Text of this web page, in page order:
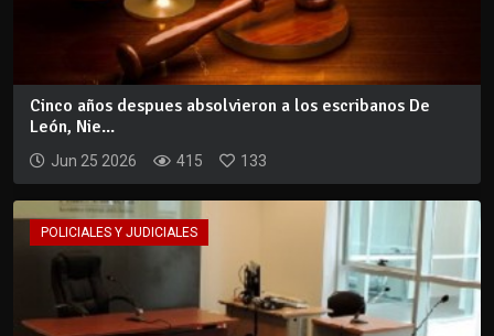
Cinco años despues absolvieron a los escribanos De
León, Nie...
Jun 25 2026 415 133
POLICIALES Y JUDICIALES